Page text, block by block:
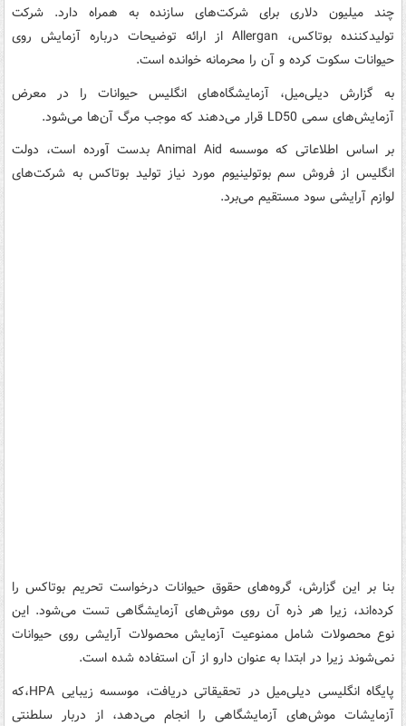
چند میلیون دلاری برای شرکت‌های سازنده به همراه دارد. شرکت
تولیدکننده بوتاکس، Allergan از ارائه توضیحات درباره آزمایش روی
حیوانات سکوت کرده و آن را محرمانه خوانده است.
به گزارش دیلی‌میل، آزمایشگاه‌های انگلیس حیوانات را در معرض
آزمایش‌های سمی LD50 قرار می‌دهند که موجب مرگ آن‌ها می‌شود.
بر اساس اطلاعاتی که موسسه Animal Aid بدست آورده است، دولت
انگلیس از فروش سم بوتولینیوم مورد نیاز تولید بوتاکس به شرکت‌های
لوازم آرایشی سود مستقیم می‌برد.
بنا بر این گزارش، گروه‌های حقوق حیوانات درخواست تحریم بوتاکس را
کرده‌اند، زیرا هر ذره آن روی موش‌های آزمایشگاهی تست می‌شود. این
نوع محصولات شامل ممنوعیت آزمایش محصولات آرایشی روی حیوانات
نمی‌شوند زیرا در ابتدا به عنوان دارو از آن استفاده شده است.
پایگاه انگلیسی دیلی‌میل در تحقیقاتی دریافت، موسسه زیبایی HPA،که
آزمایشات موش‌های آزمایشگاهی را انجام می‌دهد، از دربار سلطنتی